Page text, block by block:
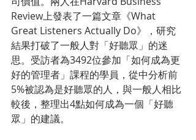
Review上發表了一篇文章《What
Great Listeners Actually Do》，研究
結果打破了一般人對「好聽眾」的迷
思。受訪者為3492位參加「如何成為更
好的管理者」課程的學員，從中分析前
5%被認為是好聽眾的人，與一般人相比
較後，整理出4點如何成為一個「好聽
眾」的建議。